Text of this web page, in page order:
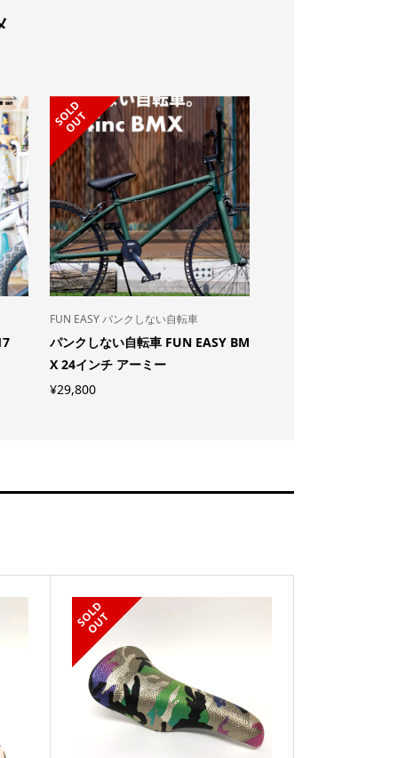
S
O
L
D
O
U
T
FUN EASY パンクしない自転車
パンクしない自転車 FUN EASY BM
X 24インチ アーミー
¥29,800
S
O
L
D
O
U
T